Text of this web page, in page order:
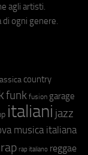
agli artisti.
di ogni genere.
country
funk fusion garage
italiani jazz
musica italiana
rap rap italiano reggae